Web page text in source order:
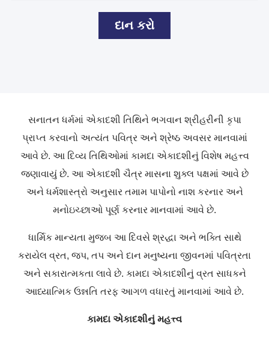
દાન કરો
સનાતન ધર્મમાં એકાદશી તિથિને ભગવાન શ્રીહરીની કૃપા
પ્રાપ્ત કરવાનો અત્યંત પવિત્ર અને શ્રેષ્ઠ અવસર માનવામાં
આવે છે. આ દિવ્ય તિથિઓમાં કામદા એકાદશીનું વિશેષ મહત્ત્વ
જણાવાયું છે. આ એકાદશી ચૈત્ર માસના શુક્લ પક્ષમાં આવે છે
અને ધર્મશાસ્ત્રો અનુસાર તમામ પાપોનો નાશ કરનાર અને
મનોઇચ્છાઓ પૂર્ણ કરનાર માનવામાં આવે છે.
ધાર્મિક માન્યતા મુજબ આ દિવસે શ્રદ્ધા અને ભક્તિ સાથે
કરાયેલ વ્રત, જપ, તપ અને દાન મનુષ્યના જીવનમાં પવિત્રતા
અને સકારાત્મકતા લાવે છે. કામદા એકાદશીનું વ્રત સાધકને
આધ્યાત્મિક ઉન્નતિ તરફ આગળ વધારતું માનવામાં આવે છે.
કામદા એકાદશીનું મહત્ત્વ